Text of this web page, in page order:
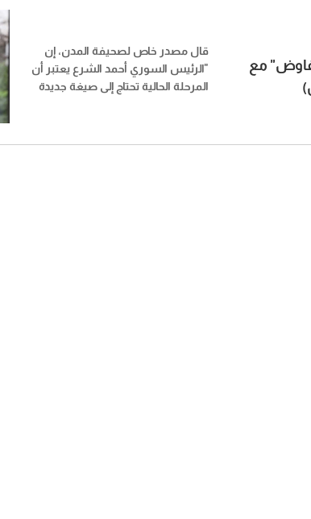
مع
قال مصدر خاص لصحيفة المدن، إن
"الرئيس السوري أحمد الشرع يعتبر أن
المرحلة الحالية تحتاج إلى صيغة جديدة